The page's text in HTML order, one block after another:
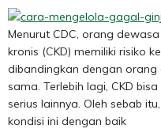
Menurut CDC, orang
kronis (CKD) memiliki risiko
dibandingkan dengan
sama. Terlebih lagi, CKD
serius lainnya. Oleh sebab
kondisi ini dengan baik